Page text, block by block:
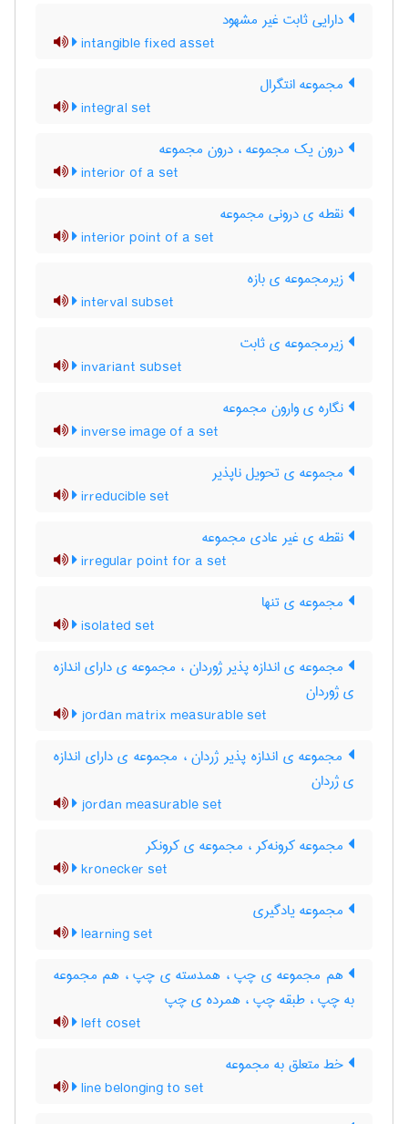
دارایی ثابت غیر مشهود
intangible fixed asset
مجموعه انتگرال
integral set
درون یک مجموعه ، درون مجموعه
interior of a set
نقطه ی درونی مجموعه
interior point of a set
زیرمجموعه ی بازه
interval subset
زیرمجموعه ی ثابت
invariant subset
نگاره ی وارون مجموعه
inverse image of a set
مجموعه ی تحویل ناپذیر
irreducible set
نقطه ی غیر عادی مجموعه
irregular point for a set
مجموعه ی تنها
isolated set
مجموعه ی اندازه پذیر ژوردان ، مجموعه ی دارای اندازه
ی ژوردان
jordan matrix measurable set
مجموعه ی اندازه پذیر ژردان ، مجموعه ی دارای اندازه
ی ژردان
jordan measurable set
مجموعه کرونه‌کر ، مجموعه ی کرونکر
kronecker set
مجموعه یادگیری
learning set
هم مجموعه ی چپ ، همدسته ی چپ ، هم مجموعه
به چپ ، طبقه چپ ، همرده ی چپ
left coset
خط متعلق به مجموعه
line belonging to set